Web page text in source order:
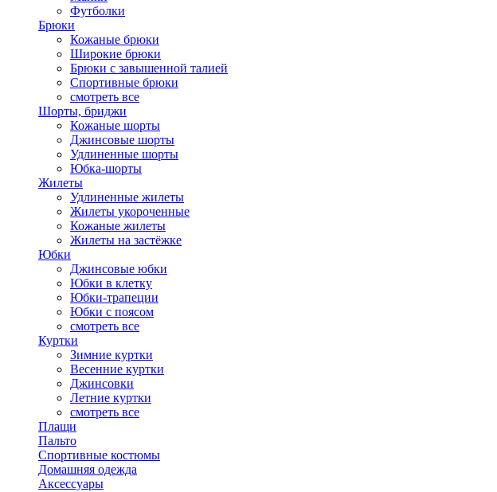
Футболки
Брюки
Кожаные брюки
Широкие брюки
Брюки с завышенной талией
Спортивные брюки
смотреть все
Шорты, бриджи
Кожаные шорты
Джинсовые шорты
Удлиненные шорты
Юбка-шорты
Жилеты
Удлиненные жилеты
Жилеты укороченные
Кожаные жилеты
Жилеты на застёжке
Юбки
Джинсовые юбки
Юбки в клетку
Юбки-трапеции
Юбки с поясом
смотреть все
Куртки
Зимние куртки
Весенние куртки
Джинсовки
Летние куртки
смотреть все
Плащи
Пальто
Спортивные костюмы
Домашняя одежда
Аксессуары